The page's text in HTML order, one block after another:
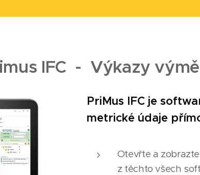
IFC - Výkazy
PriMus IFC je
metrické údaje
Otevřte a
z těchto všech